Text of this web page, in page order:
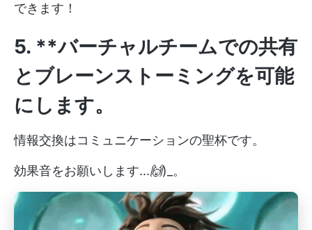
できます！
5. **バーチャルチームでの共有
とブレーンストーミングを可能
にします。
情報交換はコミュニケーションの聖杯です。
効果音をお願いします...🙌)_。